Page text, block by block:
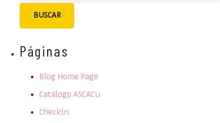
Páginas
Blog Home Page
Catálogo ASCACU
Checkin